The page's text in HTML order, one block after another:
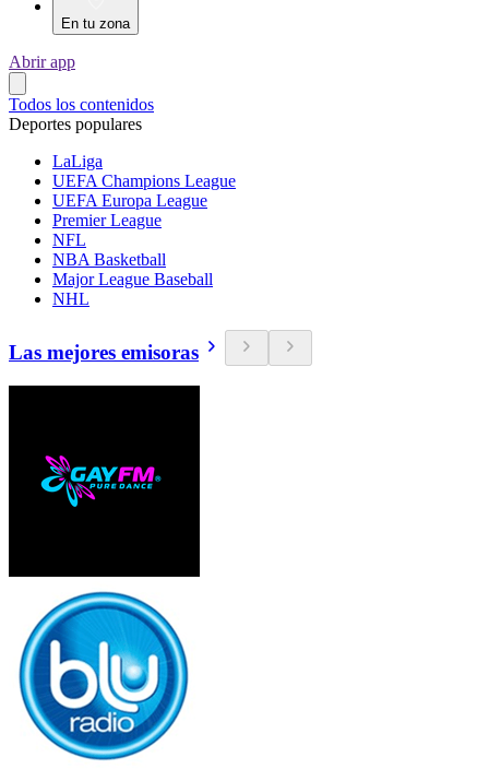
En tu zona
Abrir app
Todos los contenidos
Deportes populares
LaLiga
UEFA Champions League
UEFA Europa League
Premier League
NFL
NBA Basketball
Major League Baseball
NHL
Las mejores emisoras